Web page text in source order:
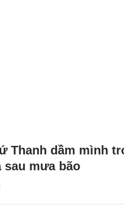
Thanh dầm mình
mưa bão